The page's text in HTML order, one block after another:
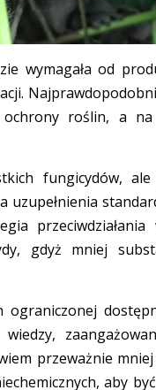
wymagała od
roślin, a
fungicydów,
uzupełnienia
gdyż mniej
przeważnie
aby